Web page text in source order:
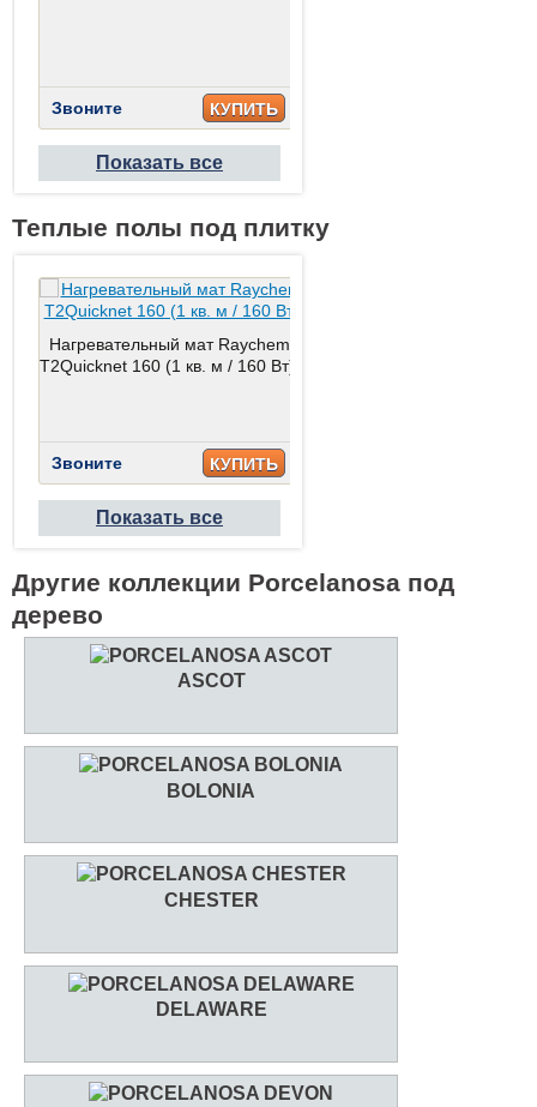
Звоните КУПИТЬ
Показать все
Теплые полы под плитку
Нагревательный мат Raychem
T2Quicknet 160 (1 кв. м / 160 Вт)
Звоните КУПИТЬ
Показать все
Другие коллекции Porcelanosa под
дерево
ASCOT
BOLONIA
CHESTER
DELAWARE